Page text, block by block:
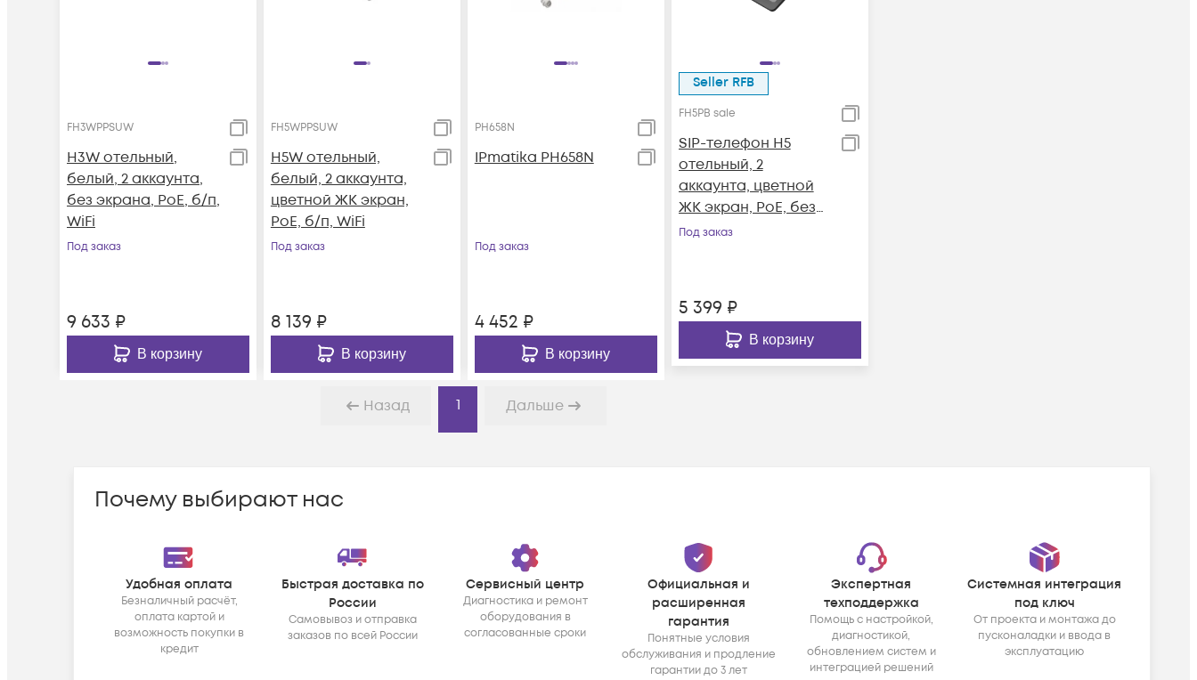
FH3WPPSUW
H3W отельный,
белый, 2 аккаунта,
без экрана, PoE, б/п,
WiFi
Под заказ
9 633 ₽
В корзину
FH5WPPSUW
H5W отельный,
белый, 2 аккаунта,
цветной ЖК экран,
PoE, б/п, WiFi
Под заказ
8 139 ₽
В корзину
PH658N
IPmatika PH658N
Под заказ
4 452 ₽
В корзину
Seller RFB
FH5PB sale
SIP-телефон H5
отельный, 2
аккаунта, цветной
ЖК экран, PoE, без
б/п
Под заказ
5 399 ₽
В корзину
Назад 1 Дальше
Почему выбирают нас
Удобная оплата
Безналичный расчёт,
оплата картой и
возможность покупки в
кредит
Быстрая доставка по
России
Самовывоз и отправка
заказов по всей России
Сервисный центр
Диагностика и ремонт
оборудования в
согласованные сроки
Официальная и
расширенная
гарантия
Понятные условия
обслуживания и продление
гарантии до 3 лет
Экспертная
техподдержка
Помощь с настройкой,
диагностикой,
обновлением систем и
интеграцией решений
Системная интеграция
под ключ
От проекта и монтажа до
пусконаладки и ввода в
эксплуатацию